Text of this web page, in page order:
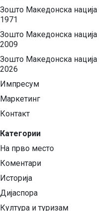
Зошто Македонска нација
1971
Зошто Македонска нација
2009
Зошто Македонска нација
2026
Импресум
Маркетинг
Контакт
Категории
На прво место
Коментари
Историја
Дијаспора
Култура и туризам